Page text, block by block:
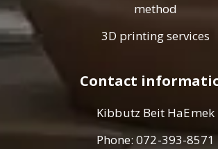
method
3D printing services
Contact
Kibbutz Beit HaEmek
Phone:072-393-8571